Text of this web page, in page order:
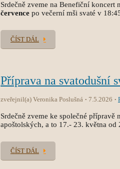
Srdečně zveme na Benefiční
července po večerní mši svaté v
ČÍST DÁL
Příprava na svatodušní
zveřejnil(a) Veronika Poslušná 7.5.2026
Srdečně zveme ke společné přípravě
apoštolských, a to 17.- 23. května od
ČÍST DÁL